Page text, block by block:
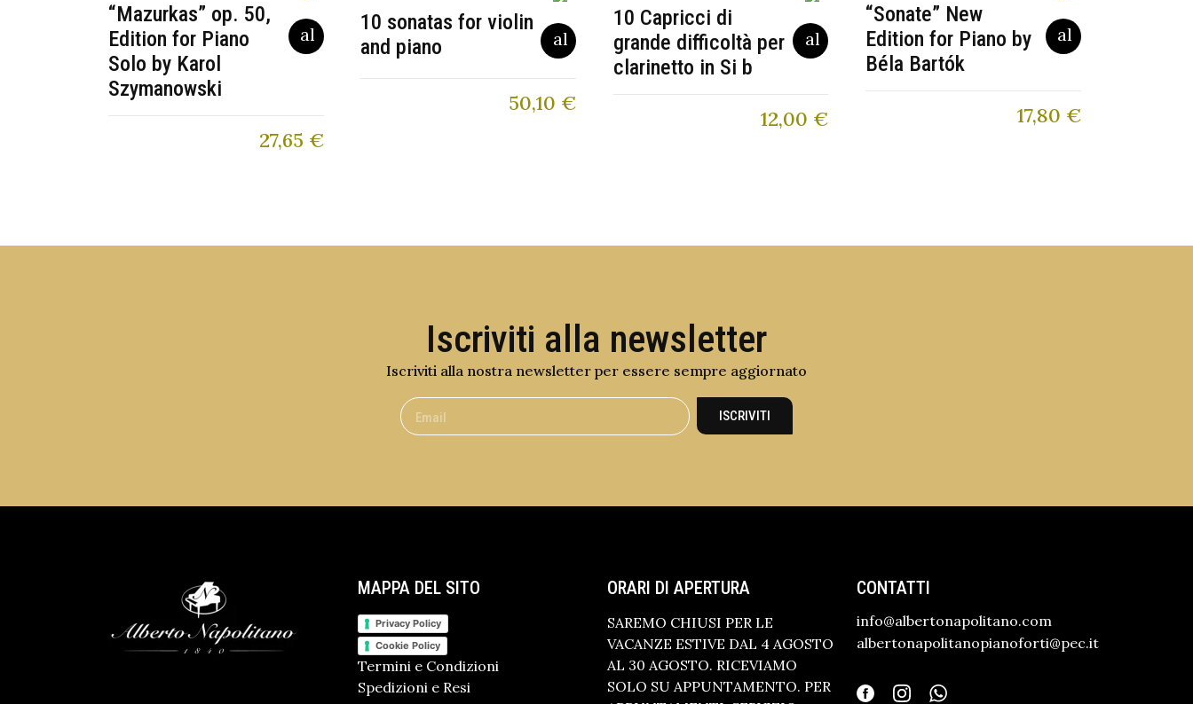
“Mazurkas” op. 50,
Edition for Piano
Solo by Karol
Szymanowski
27,65 €
10 sonatas for violin
and piano
50,10 €
10 Capricci di
grande difficoltà per
clarinetto in Si b
12,00 €
“Sonate” New
Edition for Piano by
Béla Bartók
17,80 €
Iscriviti alla newsletter
Iscriviti alla nostra newsletter per essere sempre aggiornato
ISCRIVITI
MAPPA DEL SITO
Privacy Policy
Cookie Policy
Termini e Condizioni
Spedizioni e Resi
ORARI DI APERTURA
SAREMO CHIUSI PER LE
VACANZE ESTIVE DAL 4 AGOSTO
AL 30 AGOSTO. RICEVIAMO
SOLO SU APPUNTAMENTO. PER
CONTATTI
info@albertonapolitano.com
albertonapolitanopianoforti@pec.it